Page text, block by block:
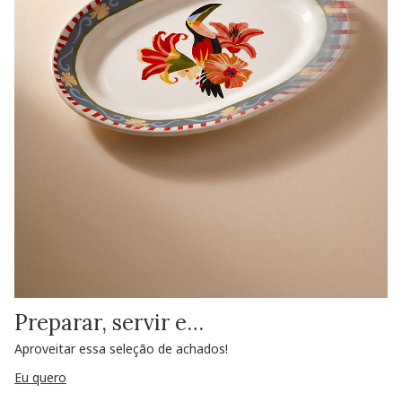
Preparar, servir e…
Aproveitar essa seleção de achados!
Eu quero